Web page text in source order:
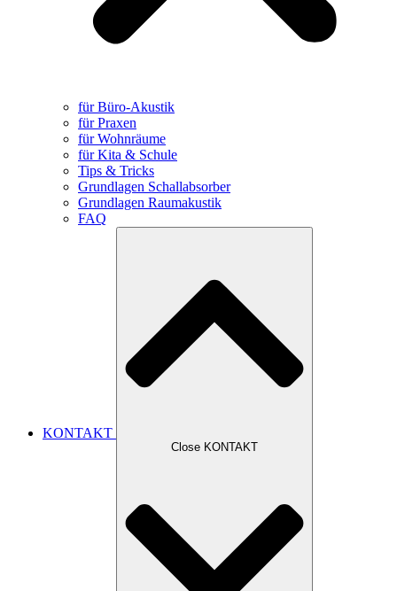
für Büro-Akustik
für Praxen
für Wohnräume
für Kita & Schule
Tips & Tricks
Grundlagen Schallabsorber
Grundlagen Raumakustik
FAQ
KONTAKT
Close KONTAKT